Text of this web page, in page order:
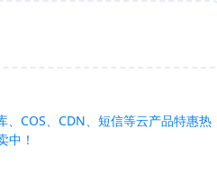
COS、CDN、短信等云产品特惠热
中！